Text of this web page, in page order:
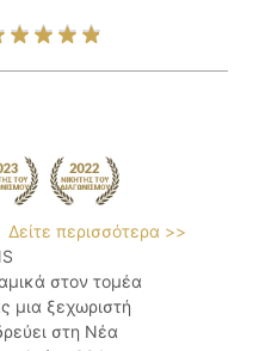
Δείτε περισσότερα >>
στον τομέα
μια ξεχωριστή
στη Νέα